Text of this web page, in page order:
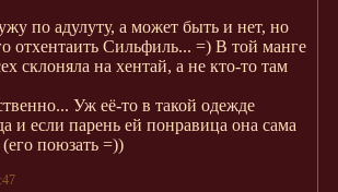
по адулуту, а может быть и нет, но
отхентаить Сильфиль... =) В той манге
склоняла на хентай, а не кто-то там
Уж её-то в такой одежде
и если парень ей понравица она сама
поюзать =))